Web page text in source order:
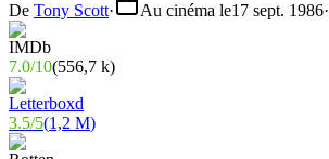
De Tony Scott· Au cinéma le17 sept. 1986·
7.0/10(556,7 k)
3.5/5(1,2 M)